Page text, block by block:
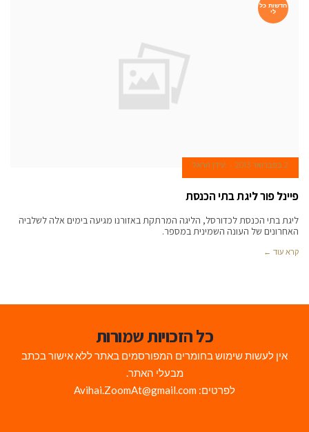
חדשות כל
לי
2 בפברואר 2013 עידן הראל
פיינל פור ליגת בתי הכנסת
ליגת בתי הכנסת לכדורסל, הליגה המרתקת באזורנו מגיעה בימים אלה לשלביה
האחרונים של העונה השמינית במספר.
קרא עוד ←
כל הזכויות שמורות
אין לעשות שימוש בחומרים המפורסמים באתר ללא אישור בכתב
מבעלי האתר.
לפרטים: Avihai.ZoomAt@gmail.com